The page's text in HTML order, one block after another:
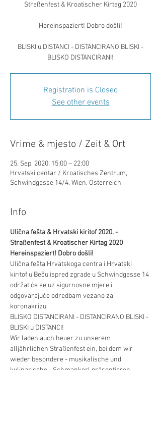
Straßenfest & Kroatischer Kirtag 2020
Hereinspaziert! Dobro došli!
BLISKI u DISTANCI - DISTANCIRANO BLISKI -
BLISKO DISTANCIRANI!
Registration is Closed
See other events
Vrime & mjesto / Zeit & Ort
25. Sep. 2020, 15:00 – 22:00
Hrvatski centar / Kroatisches Zentrum,
Schwindgasse 14/4, Wien, Österreich
Info
Ulična fešta & Hrvatski kiritof 2020. -
Straßenfest & Kroatischer Kirtag 2020
Hereinspaziert! Dobro došli!
Ulična fešta Hrvatskoga cent­ra i Hrvatski
kiritof u Beču ispred zgrade u Schwindgasse 14
održat će se uz sigurnosne mjere i
odgovarajuće odredbam vezano za
koronakrizu.
BLISKO DISTANCIRANI - DISTANCIRANO BLISKI -
BLISKI u DISTANCI!
Wir laden auch heuer zu unserem
alljährlichen Straßenfest ein, bei dem wir
wieder besondere - musikalische und
kulinarische - Schmankerl präsentieren